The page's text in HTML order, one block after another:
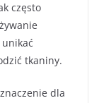
często
tkaniny.
dla